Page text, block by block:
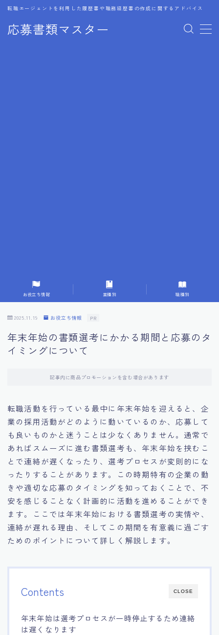
応募書類マスター
転職エージェントを利用した履歴書や職務経歴書の作成に関するアドバイス
MENU
9.転職成功者の事例分析とアドバイス
10.面接官に好印象を与える方法
11.キャリアアップを目指す人の応募書類
14.デジタル化やAIの進化がもたらす影響
お役立ち情報 業種別 職種別
2025.11.19 お役立ち情報 PR
年末年始の書類選考にかかる期間と応募のタ
イミングについて
記事内に商品プロモーションを含む場合があります
転職活動を行っている最中に年末年始を迎えると、企
業の採用活動がどのように動いているのか、応募して
も良いものかと迷うことは少なくありません。通常で
あればスムーズに進む書類選考も、年末年始を挟むこ
とで連絡が遅くなったり、選考プロセスが変則的にな
ったりすることがあります。この時期特有の企業の動
きや適切な応募のタイミングを知っておくことで、不
安を感じることなく計画的に活動を進めることができ
ます。ここでは年末年始における書類選考の実情や、
連絡が遅れる理由、そしてこの期間を有意義に過ごす
ためのポイントについて詳しく解説します。
CLOSE
Contents
年末年始は選考プロセスが一時停止するため連絡
は遅くなります